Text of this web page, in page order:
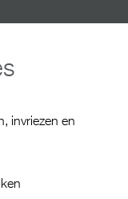
invriezen en